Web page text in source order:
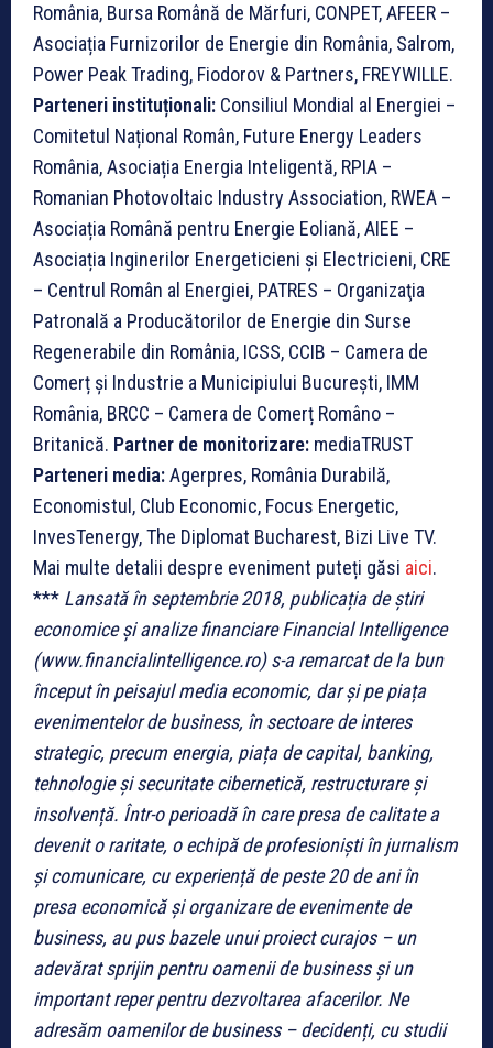
România, Bursa Română de Mărfuri, CONPET, AFEER –
Asociația Furnizorilor de Energie din România, Salrom,
Power Peak Trading, Fiodorov & Partners, FREYWILLE.
Parteneri instituționali: Consiliul Mondial al Energiei –
Comitetul Național Român, Future Energy Leaders
România, Asociația Energia Inteligentă, RPIA –
Romanian Photovoltaic Industry Association, RWEA –
Asociația Română pentru Energie Eoliană, AIEE –
Asociația Inginerilor Energeticieni și Electricieni, CRE
– Centrul Român al Energiei, PATRES – Organizaţia
Patronală a Producătorilor de Energie din Surse
Regenerabile din România, ICSS, CCIB – Camera de
Comerț și Industrie a Municipiului București, IMM
România, BRCC – Camera de Comerț Româno –
Britanică. Partner de monitorizare: mediaTRUST
Parteneri media:Agerpres, România Durabilă,
Economistul, Club Economic, Focus Energetic,
InvesTenergy, The Diplomat Bucharest, Bizi Live TV.
Mai multe detalii despre eveniment puteți găsi aici.
*** Lansată în septembrie 2018, publicația de știri
economice și analize financiare Financial Intelligence
(www.financialintelligence.ro) s-a remarcat de la bun
început în peisajul media economic, dar și pe piața
evenimentelor de business, în sectoare de interes
strategic, precum energia, piața de capital, banking,
tehnologie și securitate cibernetică, restructurare și
insolvență. Într-o perioadă în care presa de calitate a
devenit o raritate, o echipă de profesioniști în jurnalism
și comunicare, cu experiență de peste 20 de ani în
presa economică și organizare de evenimente de
business, au pus bazele unui proiect curajos – un
adevărat sprijin pentru oamenii de business și un
important reper pentru dezvoltarea afacerilor. Ne
adresăm oamenilor de business – decidenți, cu studii